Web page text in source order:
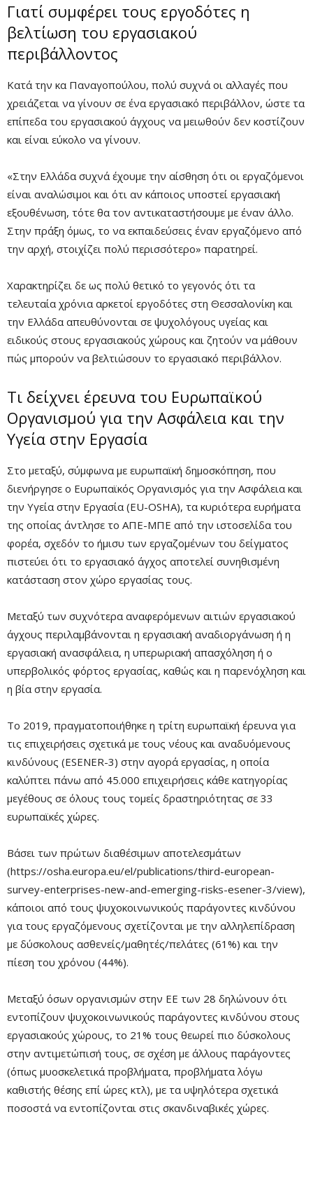
Γιατί συμφέρει τους εργοδότες η
βελτίωση του εργασιακού
περιβάλλοντος
Κατά την κα Παναγοπούλου, πολύ συχνά οι αλλαγές που
χρειάζεται να γίνουν σε ένα εργασιακό περιβάλλον, ώστε τα
επίπεδα του εργασιακού άγχους να μειωθούν δεν κοστίζουν
και είναι εύκολο να γίνουν.
«Στην Ελλάδα συχνά έχουμε την αίσθηση ότι οι εργαζόμενοι
είναι αναλώσιμοι και ότι αν κάποιος υποστεί εργασιακή
εξουθένωση, τότε θα τον αντικαταστήσουμε με έναν άλλο.
Στην πράξη όμως, το να εκπαιδεύσεις έναν εργαζόμενο από
την αρχή, στοιχίζει πολύ περισσότερο» παρατηρεί.
Χαρακτηρίζει δε ως πολύ θετικό το γεγονός ότι τα
τελευταία χρόνια αρκετοί εργοδότες στη Θεσσαλονίκη και
την Ελλάδα απευθύνονται σε ψυχολόγους υγείας και
ειδικούς στους εργασιακούς χώρους και ζητούν να μάθουν
πώς μπορούν να βελτιώσουν το εργασιακό περιβάλλον.
Τι δείχνει έρευνα του Ευρωπαϊκού
Οργανισμού για την Ασφάλεια και την
Υγεία στην Εργασία
Στο μεταξύ, σύμφωνα με ευρωπαϊκή δημοσκόπηση, που
διενήργησε ο Ευρωπαϊκός Οργανισμός για την Ασφάλεια και
την Υγεία στην Εργασία (EU-OSHA), τα κυριότερα ευρήματα
της οποίας άντλησε το ΑΠΕ-ΜΠΕ από την ιστοσελίδα του
φορέα, σχεδόν το ήμισυ των εργαζομένων του δείγματος
πιστεύει ότι το εργασιακό άγχος αποτελεί συνηθισμένη
κατάσταση στον χώρο εργασίας τους.
Μεταξύ των συχνότερα αναφερόμενων αιτιών εργασιακού
άγχους περιλαμβάνονται η εργασιακή αναδιοργάνωση ή η
εργασιακή ανασφάλεια, η υπερωριακή απασχόληση ή ο
υπερβολικός φόρτος εργασίας, καθώς και η παρενόχληση και
η βία στην εργασία.
Το 2019, πραγματοποιήθηκε η τρίτη ευρωπαϊκή έρευνα για
τις επιχειρήσεις σχετικά με τους νέους και αναδυόμενους
κινδύνους (ESENER-3) στην αγορά εργασίας, η οποία
καλύπτει πάνω από 45.000 επιχειρήσεις κάθε κατηγορίας
μεγέθους σε όλους τους τομείς δραστηριότητας σε 33
ευρωπαϊκές χώρες.
Βάσει των πρώτων διαθέσιμων αποτελεσμάτων
(https://osha.europa.eu/el/publications/third-european-
survey-enterprises-new-and-emerging-risks-esener-3/view),
κάποιοι από τους ψυχοκοινωνικούς παράγοντες κινδύνου
για τους εργαζόμενους σχετίζονται με την αλληλεπίδραση
με δύσκολους ασθενείς/μαθητές/πελάτες (61%) και την
πίεση του χρόνου (44%).
Μεταξύ όσων οργανισμών στην ΕΕ των 28 δηλώνουν ότι
εντοπίζουν ψυχοκοινωνικούς παράγοντες κινδύνου στους
εργασιακούς χώρους, το 21% τους θεωρεί πιο δύσκολους
στην αντιμετώπισή τους, σε σχέση με άλλους παράγοντες
(όπως μυοσκελετικά προβλήματα, προβλήματα λόγω
καθιστής θέσης επί ώρες κτλ), με τα υψηλότερα σχετικά
ποσοστά να εντοπίζονται στις σκανδιναβικές χώρες.